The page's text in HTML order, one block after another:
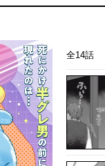
全14話